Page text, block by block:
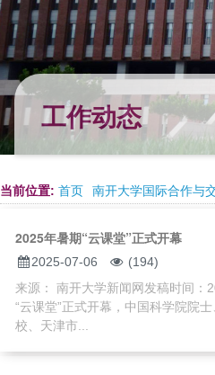
工作动态
当前位置: 首页 南开大学国际合作与
2025年暑期“云课堂”正式开幕
2025-07-06
(194)
来源： 南开大学新闻网发稿时间
“云课堂”正式开幕，中国科学院院
校、天津市...